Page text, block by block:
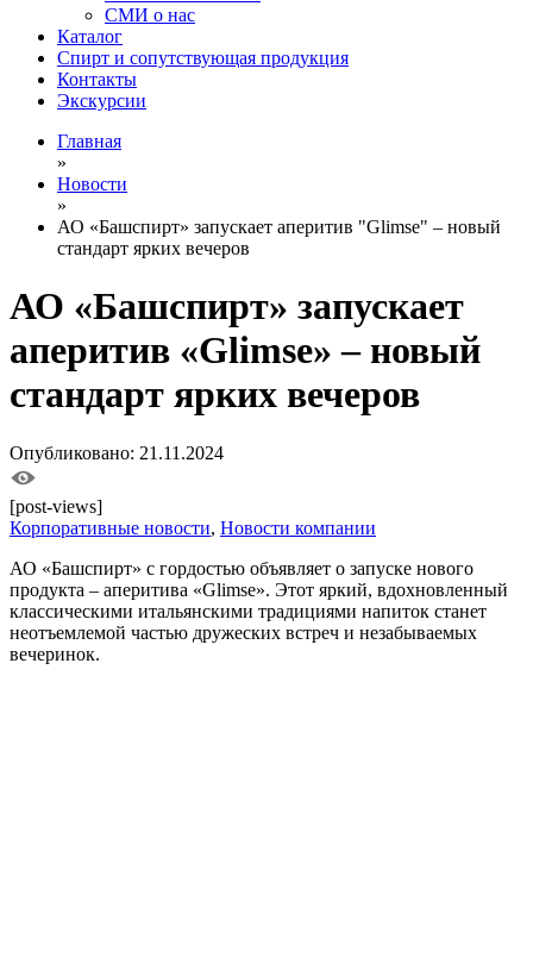
СМИ о нас
Каталог
Спирт и сопутствующая продукция
Контакты
Экскурсии
Главная
»
Новости
»
АО «Башспирт» запускает аперитив "Glimse" – новый
стандарт ярких вечеров
АО «Башспирт» запускает
аперитив «Glimse» – новый
стандарт ярких вечеров
Опубликовано: 21.11.2024
[post-views]
Корпоративные новости, Новости компании
АО «Башспирт» с гордостью объявляет о запуске нового
продукта – аперитива «Glimse». Этот яркий, вдохновленный
классическими итальянскими традициями напиток станет
неотъемлемой частью дружеских встреч и незабываемых
вечеринок.